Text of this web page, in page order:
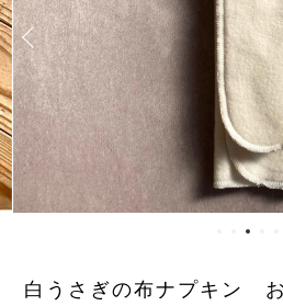
白うさぎの布ナプキン